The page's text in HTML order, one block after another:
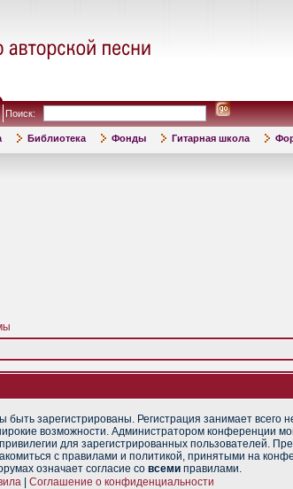
Поиск:
Библиотека Фонды Гитарная школа
зарегистрированы. Регистрация занимает всего
возможности. Администратором конференции
для зарегистрированных пользователей.
с правилами и политикой, принятыми на
означает согласие со всеми правилами.
Соглашение о конфиденциальности